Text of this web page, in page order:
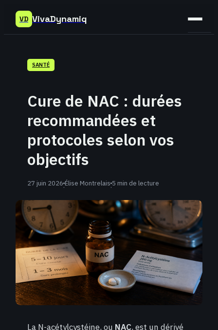
VD VivaDynamiq
SANTÉ
Cure de NAC : durées
recommandées et
protocoles selon vos
objectifs
27 juin 2026·Élise Montrelais·5 min de lecture
La N-acétylcystéine, ou NAC, est un dérivé